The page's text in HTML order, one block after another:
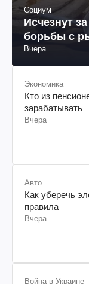
Социум
Исчезнут
борьбы с
Вчера
Экономика
Кто из
зарабатывать
Вчера
Авто
Как уберечь
правила
Вчера
Война в Украине